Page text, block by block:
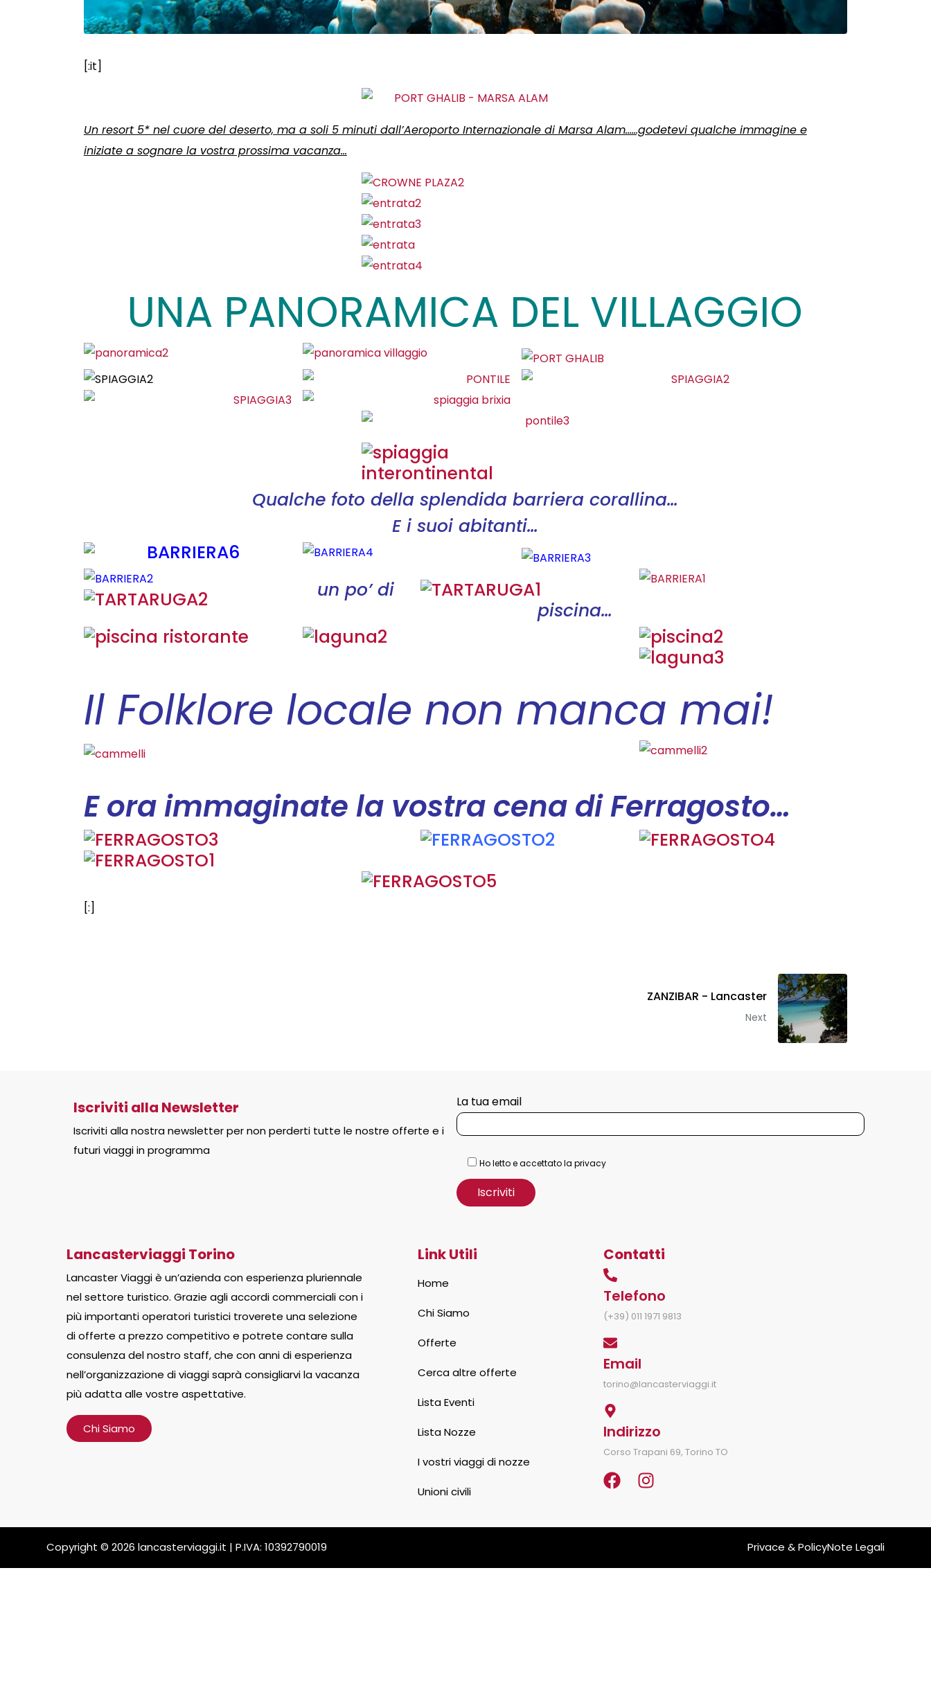
[:it]
Un resort 5* nel cuore del deserto, ma a soli 5 minuti dall’Aeroporto Internazionale di Marsa Alam……godetevi qualche immagine e
iniziate a sognare la vostra prossima vacanza…
UNA PANORAMICA DEL VILLAGGIO
Qualche foto della splendida barriera corallina…
E i suoi abitanti…
un po’ di
piscina…
Il Folklore locale non manca mai!
E ora immaginate la vostra cena di Ferragosto…
[:]
ZANZIBAR - Lancaster
Next
Lancasterviaggi Torino
Lancaster Viaggi è un’azienda con esperienza pluriennale
nel settore turistico. Grazie agli accordi commerciali con i
più importanti operatori turistici troverete una selezione
di offerte a prezzo competitivo e potrete contare sulla
consulenza del nostro staff, che con anni di esperienza
nell’organizzazione di viaggi saprà consigliarvi la vacanza
più adatta alle vostre aspettative.
Chi Siamo
Link Utili
Home
Chi Siamo
Offerte
Cerca altre offerte
Lista Eventi
Lista Nozze
I vostri viaggi di nozze
Unioni civili
Contatti
Telefono
(+39) 011 1971 9813
Email
torino@lancasterviaggi.it
Indirizzo
Corso Trapani 69, Torino TO
Iscriviti alla Newsletter
Iscriviti alla nostra newsletter per non perderti tutte le nostre offerte e i
futuri viaggi in programma
La tua email
Ho letto e accettato la privacy
Copyright © 2026 lancasterviaggi.it | P.IVA: 10392790019 Privace & PolicyNote Legali